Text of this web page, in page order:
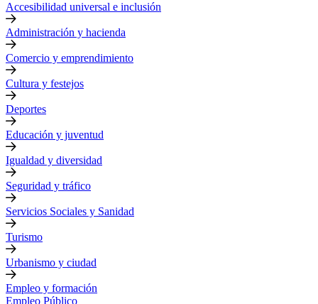
Accesibilidad universal e inclusión
Administración y hacienda
Comercio y emprendimiento
Cultura y festejos
Deportes
Educación y juventud
Igualdad y diversidad
Seguridad y tráfico
Servicios Sociales y Sanidad
Turismo
Urbanismo y ciudad
Empleo y formación
Empleo Público